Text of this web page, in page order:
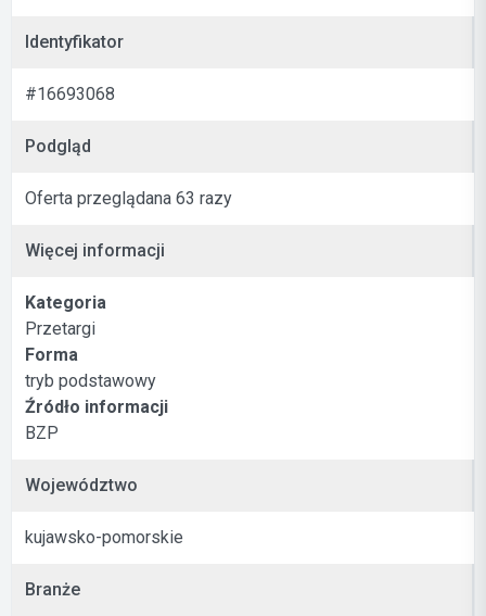
Identyfikator
#16693068
Podgląd
Oferta przeglądana 63 razy
Więcej informacji
Kategoria
Przetargi
Forma
tryb podstawowy
Źródło informacji
BZP
Województwo
kujawsko-pomorskie
Branże